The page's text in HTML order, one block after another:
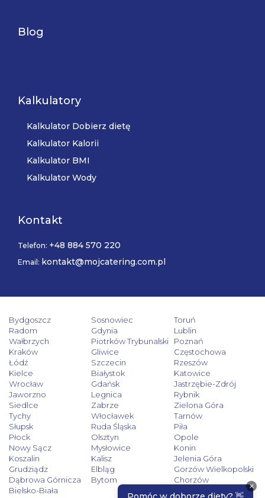
Blog
Kalkulatory
Kalkulator Dobierz dietę
Kalkulator Kalorii
Kalkulator BMI
Kalkulator Wody
Kontakt
Telefon: +48 884 570 220
Email: kontakt@mojcatering.com.pl
Bydgoszcz Sosnowiec
Toruń
Radom
Gdynia
Lublin
Wałbrzych
Piotrków Trybunalski
Poznań
Kraków
Gliwice
Częstochowa
Łódź
Szczecin
Rzeszów
Kielce
Białystok
Katowice
Wrocław
Gdańsk
Jastrzębie-Zdrój
Jaworzno
Legnica
Rybnik
Siedlce
Zabrze
Zielona Góra
Tychy
Włocławek
Tarnów
Słupsk
Ruda Śląska
Piła
Płock
Olsztyn
Opole
Nowy Sącz
Mysłowice
Konin
Koszalin
Kalisz
Jelenia Góra
Grudziądz
Elbląg
Gorzów Wielkopolski
Dąbrowa Górnicza
Bytom
Chorzów
Bielsko-Biała